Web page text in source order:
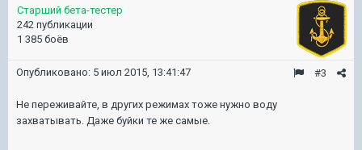
Старший бета-тестер
242 публикации
1 385 боёв
#3
Опубликовано: 5 июл 2015, 13:41:47
Не переживайте, в других режимах тоже нужно воду
захватывать. Даже буйки те же самые.